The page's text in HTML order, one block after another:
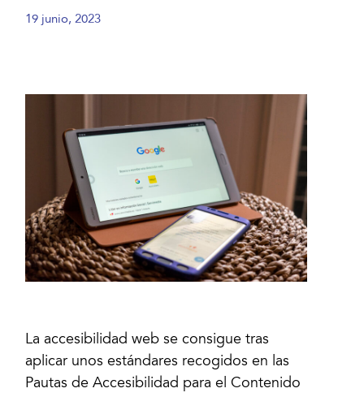
19 junio, 2023
La accesibilidad web se consigue tras
aplicar unos estándares recogidos en las
Pautas de Accesibilidad para el Contenido